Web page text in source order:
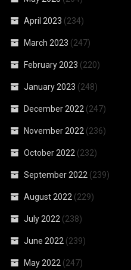
April 2023 (234)
March 2023 (247)
February 2023 (220)
January 2023 (248)
December 2022 (247)
November 2022 (236)
October 2022 (232)
September 2022 (239)
August 2022 (229)
July 2022 (238)
June 2022 (239)
May 2022 (247)